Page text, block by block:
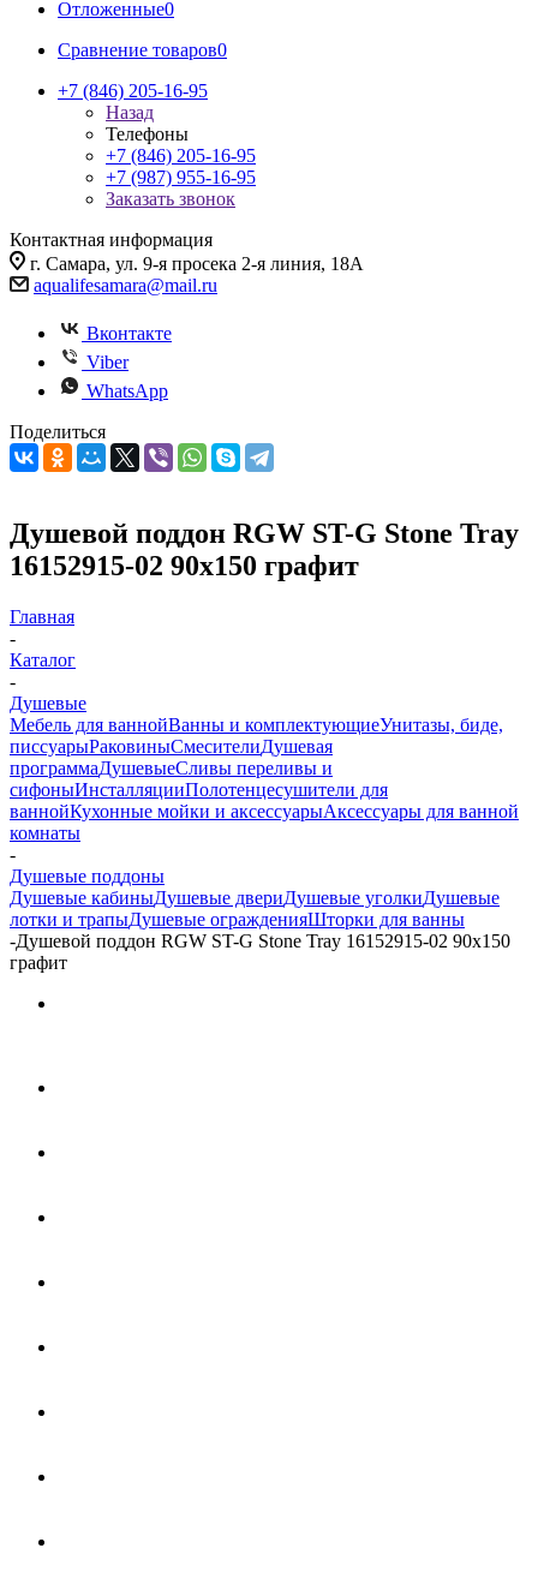
Отложенные0
Сравнение товаров0
+7 (846) 205-16-95
Назад
Телефоны
+7 (846) 205-16-95
+7 (987) 955-16-95
Заказать звонок
Контактная информация
г. Самара, ул. 9-я просека 2-я линия, 18А
aqualifesamara@mail.ru
Вконтакте
Viber
WhatsApp
Поделиться
Душевой поддон RGW ST-G Stone Tray
16152915-02 90x150 графит
Главная
-
Каталог
-
Душевые
Мебель для ваннойВанны и комплектующиеУнитазы, биде,
писсуарыРаковиныСмесителиДушевая
программаДушевыеСливы переливы и
сифоныИнсталляцииПолотенцесушители для
ваннойКухонные мойки и аксессуарыАксессуары для ванной
комнаты
-
Душевые поддоны
Душевые кабиныДушевые двериДушевые уголкиДушевые
лотки и трапыДушевые огражденияШторки для ванны
-Душевой поддон RGW ST-G Stone Tray 16152915-02 90x150
графит